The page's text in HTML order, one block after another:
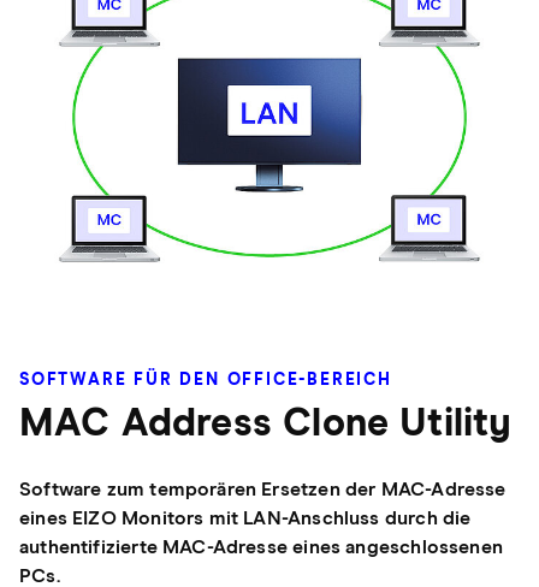
SOFTWARE FÜR DEN OFFICE-BEREICH
MAC Address Clone Utility
Software zum temporären Ersetzen der MAC-Adresse
eines EIZO Monitors mit LAN-Anschluss durch die
authentifizierte MAC-Adresse eines angeschlossenen
PCs.